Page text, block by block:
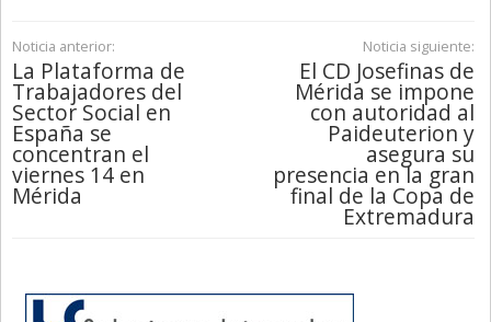
Noticia anterior:
La Plataforma de
Trabajadores del
Sector Social en
España se
concentran el
viernes 14 en
Mérida
Noticia siguiente:
El CD Josefinas de
Mérida se impone
con autoridad al
Paideuterion y
asegura su
presencia en la gran
final de la Copa de
Extremadura